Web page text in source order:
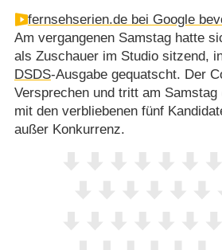
fernsehserien.de bei Google
Am vergangenen Samstag hatte
als Zuschauer im Studio sitzend,
DSDS-Ausgabe gequatscht. Der
Versprechen und tritt am Samstag
mit den verbliebenen fünf
außer Konkurrenz.